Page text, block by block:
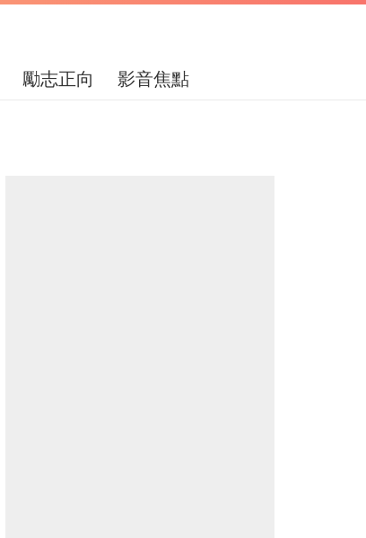
勵志正向 影音焦點